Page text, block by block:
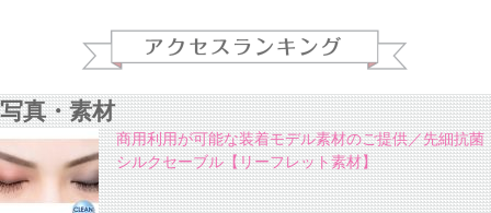
写真・素材
商用利用が可能な装着モデル素材のご提供／先細抗菌
シルクセーブル【リーフレット素材】